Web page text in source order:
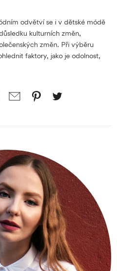
odvětví se i v dětské módě
kulturních změn,
změn. Při výběru
faktory, jako je odolnost,